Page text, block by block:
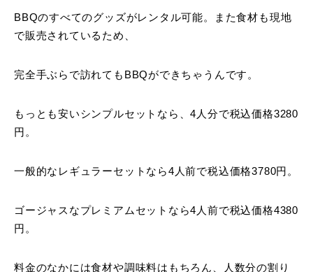
BBQのすべてのグッズがレンタル可能。また食材も現地
で販売されているため、
完全手ぶらで訪れてもBBQができちゃうんです。
もっとも安いシンプルセットなら、4人分で税込価格3280
円。
一般的なレギュラーセットなら4人前で税込価格3780円。
ゴージャスなプレミアムセットなら4人前で税込価格4380
円。
料金のなかには食材や調味料はもちろん、人数分の割り